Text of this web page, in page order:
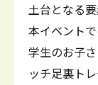
土台となる
本イベント
学生のお子
ッチ足裏ト